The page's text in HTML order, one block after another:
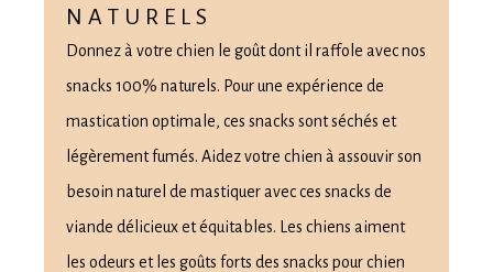
NATURELS
Donnez à votre chien le goût dont il raffole avec nos
snacks 100% naturels. Pour une expérience de
mastication optimale, ces snacks sont séchés et
légèrement fumés. Aidez votre chien à assouvir son
besoin naturel de mastiquer avec ces snacks de
viande délicieux et équitables. Les chiens aiment
les odeurs et les goûts forts des snacks pour chien